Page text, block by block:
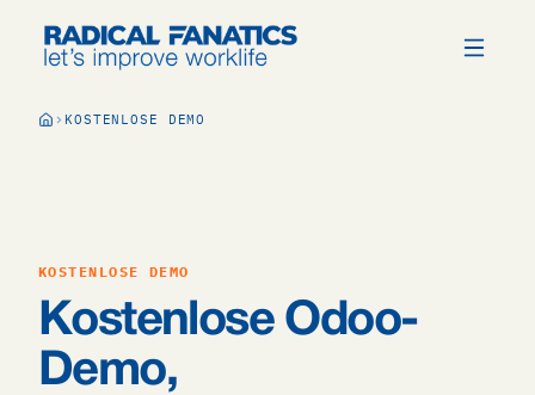
KOSTENLOSE DEMO
KOSTENLOSE DEMO
Kostenlose Odoo-
Demo,